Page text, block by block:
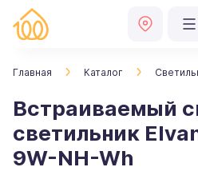
Главная Каталог
Встраиваемый
светильник
9W-NH-Wh